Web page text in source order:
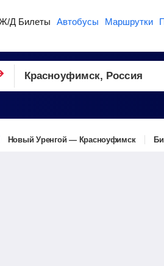
Д Билеты Автобусы Маршрутки
Новый Уренгой — Красноуфимск